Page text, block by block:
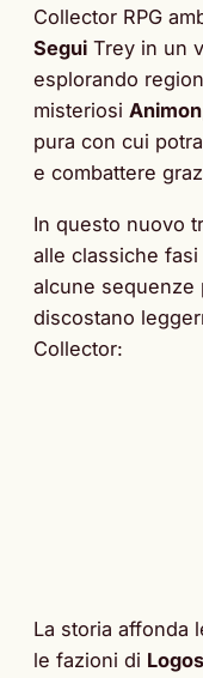
Collector RPG
Segui Trey in un
esplorando
misteriosi Animon
pura con cui
e combattere
In questo nuovo
alle classiche
alcune sequenze
discostano
Collector:
La storia affonda
le fazioni di Logos